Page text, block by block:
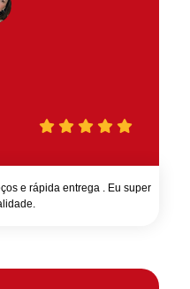
e rápida entrega . Eu super